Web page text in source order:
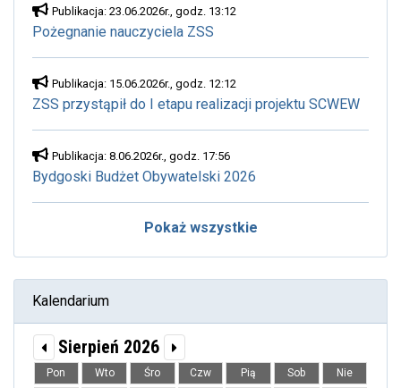
Publikacja: 23.06.2026r., godz. 13:12
Pożegnanie nauczyciela ZSS
Publikacja: 15.06.2026r., godz. 12:12
ZSS przystąpił do I etapu realizacji projektu SCWEW
Publikacja: 8.06.2026r., godz. 17:56
Bydgoski Budżet Obywatelski 2026
Pokaż wszystkie
Kalendarium
Sierpień 2026
Pon Wto Śro Czw Pią Sob Nie